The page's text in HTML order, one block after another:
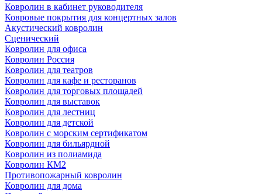
Ковролин в кабинет руководителя
Ковровые покрытия для концертных залов
Акустический ковролин
Сценический
Ковролин для офиса
Ковролин Россия
Ковролин для театров
Ковролин для кафе и ресторанов
Ковролин для торговых площадей
Ковролин для выставок
Ковролин для лестниц
Ковролин для детской
Ковролин с морским сертификатом
Ковролин для бильярдной
Ковролин из полиамида
Ковролин КМ2
Противопожарный ковролин
Ковролин для дома